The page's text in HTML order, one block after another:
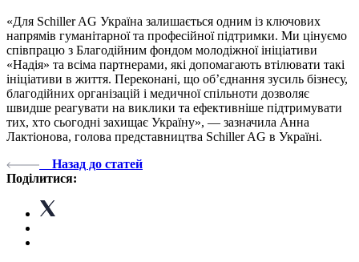
«Для Schiller AG Україна залишається одним із ключових
напрямів гуманітарної та професійної підтримки. Ми цінуємо
співпрацю з Благодійним фондом молодіжної ініціативи
«Надія» та всіма партнерами, які допомагають втілювати такі
ініціативи в життя. Переконані, що об’єднання зусиль бізнесу,
благодійних організацій і медичної спільноти дозволяє
швидше реагувати на виклики та ефективніше підтримувати
тих, хто сьогодні захищає Україну», — зазначила Анна
Лактіонова, голова представництва Schiller AG в Україні.
Назад до статей
Поділитися: